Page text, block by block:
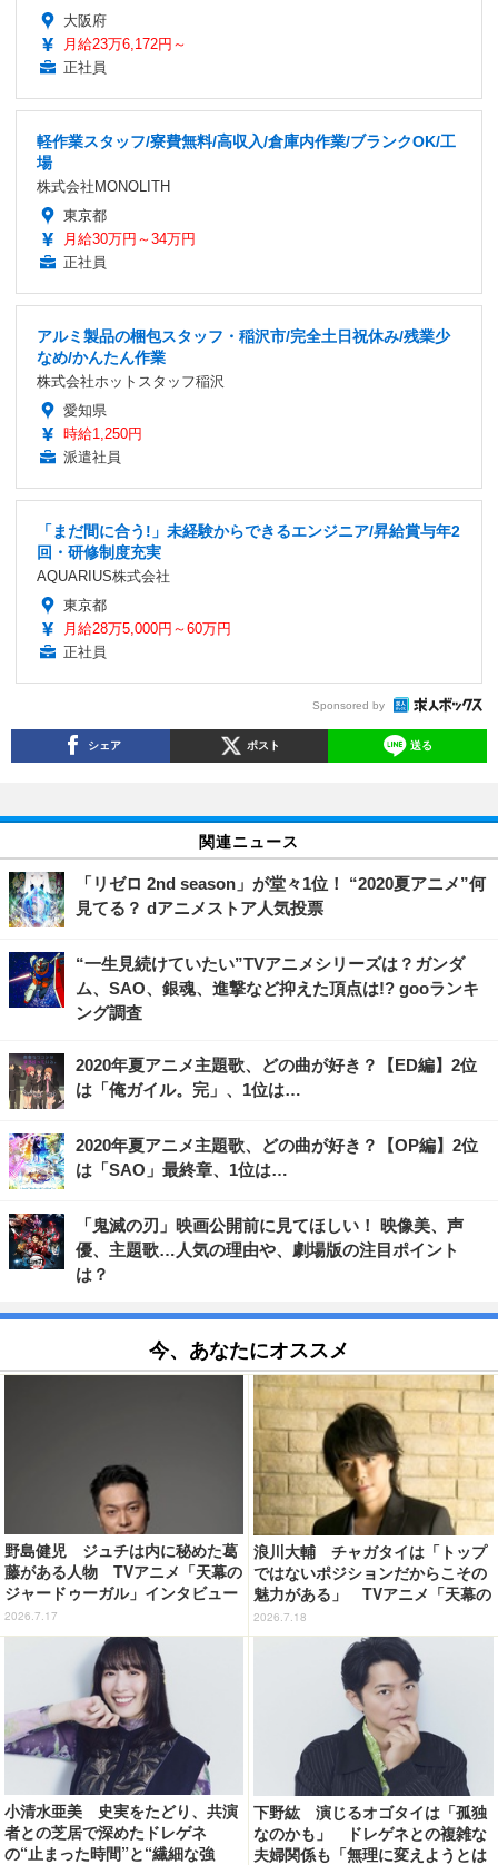
大阪府
月給23万6,172円～
正社員
軽作業スタッフ/寮費無料/高収入/倉庫内作業/ブランクOK/工
場
株式会社MONOLITH
東京都
月給30万円～34万円
正社員
アルミ製品の梱包スタッフ・稲沢市/完全土日祝休み/残業少
なめ/かんたん作業
株式会社ホットスタッフ稲沢
愛知県
時給1,250円
派遣社員
「まだ間に合う!」未経験からできるエンジニア/昇給賞与年2
回・研修制度充実
AQUARIUS株式会社
東京都
月給28万5,000円～60万円
正社員
Sponsored by
シェア ポスト 送る
関連ニュース
「リゼロ 2nd season」が堂々1位！ “2020夏アニメ”何
見てる？ dアニメストア人気投票
“一生見続けていたい”TVアニメシリーズは？ガンダ
ム、SAO、銀魂、進撃など抑えた頂点は!? gooランキ
ング調査
2020年夏アニメ主題歌、どの曲が好き？【ED編】2位
は「俺ガイル。完」、1位は…
2020年夏アニメ主題歌、どの曲が好き？【OP編】2位
は「SAO」最終章、1位は…
「鬼滅の刃」映画公開前に見てほしい！ 映像美、声
優、主題歌…人気の理由や、劇場版の注目ポイント
は？
今、あなたにオススメ
野島健児 ジュチは内に秘めた葛
藤がある人物 TVアニメ「天幕の
ジャードゥーガル」インタビュー
（６）
2026.7.17
浪川大輔 チャガタイは「トップ
ではないポジションだからこその
魅力がある」 TVアニメ「天幕の
ジャードゥーガル」インタビュー
（７）
2026.7.18
小清水亜美 史実をたどり、共演
者との芝居で深めたドレゲネ
の“止まった時間”と“繊細な強
下野紘 演じるオゴタイは「孤独
なのかも」 ドレゲネとの複雑な
夫婦関係も「無理に変えようとは